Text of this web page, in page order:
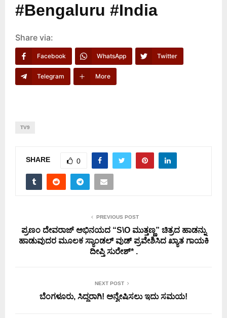
#Bengaluru #India
Share via:
Facebook WhatsApp Twitter
Telegram More
TV9
SHARE 0
PREVIOUS POST
ಪ್ರಣಂ ದೇವರಾಜ್ ಅಭಿನಯದ “S\O ಮುತ್ತಣ್ಣ” ಚಿತ್ರದ ಹಾಡನ್ನು
ಹಾಡುವುದರ ಮೂಲಕ ಸ್ಯಾಂಡಲ್ ವುಡ್ ಪ್ರವೇಶಿಸಿದ ಖ್ಯಾತ ಗಾಯಕಿ
ದೀಪ್ತಿ ಸುರೇಶ್* .
NEXT POST
ಬೆಂಗಳೂರು, ಸಿದ್ಧರಾಗಿ! ಅನ್ವೇಷಿಸಲು ಇದು ಸಮಯ!